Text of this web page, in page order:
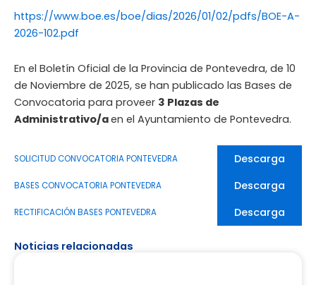
https://www.boe.es/boe/dias/2026/01/02/pdfs/BOE-A-
2026-102.pdf
En el Boletín Oficial de la Provincia de Pontevedra, de 10
de Noviembre de 2025, se han publicado las Bases de
Convocatoria para proveer 3 Plazas de
Administrativo/aen el Ayuntamiento de Pontevedra.
SOLICITUD CONVOCATORIA PONTEVEDRA Descarga
BASES CONVOCATORIA PONTEVEDRA Descarga
RECTIFICACIÓN BASES PONTEVEDRA Descarga
Noticias relacionadas